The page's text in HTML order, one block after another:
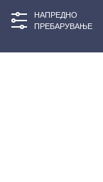
НАПРЕДНО
ПРЕБАРУВАЊЕ